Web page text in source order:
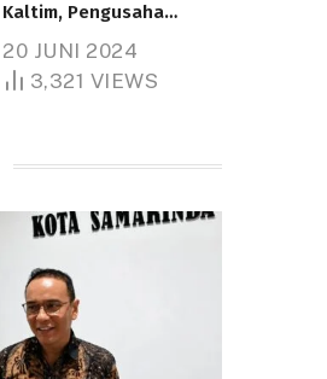
Kaltim, Pengusaha
1.000 Hektare
20 JUNI 2024
3,321 VIEWS